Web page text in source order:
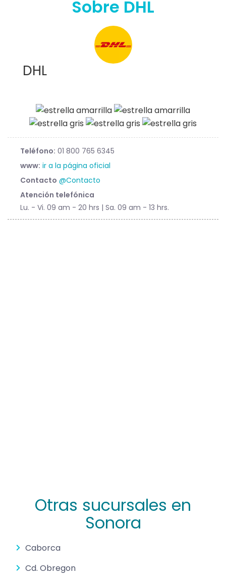
Sobre DHL
DHL
Teléfono: 01 800 765 6345
www: ir a la página oficial
Contacto @Contacto
Atención telefónica
Lu. - Vi. 09 am - 20 hrs | Sa. 09 am - 13 hrs.
Otras sucursales en
Sonora
Caborca
Cd. Obregon